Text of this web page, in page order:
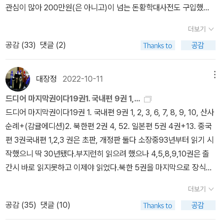
른 변경민족의 흥망성쇠와 영욕을 보자면 오늘날 중국이라는 대국
탄, 키르기스스탄, 타지키스탄, 투르크메니스탄, 아프가니스탄 등 ‘스
란 땅이라는 뜻이다. 이렇게 생각하면서 동아시아 제민족의 역사에
서 우리 민족이 견지한 역사적 생명력이 얼마나 강한지를 새삼 깨닫
는다. 하나의 민족이자신들의 운명을 스스로 결정하며 살아갈 수 있
는 강역을 확보하니대대로 역사를 이어온 것은 피나는 희생과 불굴
의 의지 아래 조상들이 우리에 내린 유산이고 축복이다. 하서주랑에
서린 흉노의 역사가 이를 절절히 기르쳐준다. 명사산 명불허전(鳴山
鳴不虛傳)' 명사산의 울림은 헛되이 울리는 것이 아니다‘가 된다. 글
자 하나를바꿈으로써 그 감동의 진폭이 이렇게 더 고양된다. 이를 놓
치지 않고,다시 와보게 해준 내 친구 광호가 너무 고마웠다. 덧신을 반
납하러 입구의 광장으로 나와 다시 명사산을 바라보며 떠나는 아쉬움
관심이 많아 200만원(은 아니고)이 넘는 돈황학대사전도 구입했었
오, 일본놈 오타니 등등이 돈황의 유물 약탈하는 이야기 <실크로드의
악마들>은 왠일인지 조금 읽다 말았다. 파란 눈의 펠리오가 막고굴의
한 토굴에서 촛불 켜놓고 산더미처럼 쌓인 두루마리 문서를 검토하고
있는 모습은 나에게는 약간 경이롭게 보였다. 막고굴의 고문서들은
현대의 한자로 쓰인 것도 아니고 고대 한자에 서역문자에, 갑골문같
은 문자도 있고 하여튼 아무나 읽을 수 있는 뭐 그런 문서는 아닌데,,,,
파란 눈의 펠리오가 과연 읽어내기는 했을까 의문이 들기도 하지만
펠리오는 아주 짧은 기간동안에 엄청한 양의 문서 중에서 나름 가치
가 있는 문서들만 골라내어 거의 껌값으로 그 문서들을 본국으로 실
어 날랐던 것이니...아 대단하다. 펠리오여!!!!!!! 여기 극동의 반도의 한
서생은 몇 년째 눈알이 빠져라 영어공부에 매진하고 있지만 뭐 쉬운
원서 한권 제대로 읽어내지도 못하는 처지라..가슴이 아프다.ㅜㅜ),
무슨 설화 내지는 전설 같은 이노우에 야스시의 소설 <돈황>도 재미
더보기
공감 (33) 댓글 (2)
대장정 2022-10-11
드디어 마지막권이다19권1. 국내편 9권 1,...
드디어 마지막권이다19권 1. 국내편 9권 1, 2, 3, 6, 7, 8, 9, 10, 산사
순례+(감귤에디션)2. 북한편 2권 4, 52. 일본편 5권 4권+13. 중국
편 3권국내편 1,2,3 권은 초판, 개정판 둘다 소장중93년부터 읽기 시
작했으니 딱 30년됐다.부지런히 읽으려 했으나 4,5,8,9,10권은 출
간시 바로 읽지못하고 이제야 읽었다.북한 5권을 마지막으로 장식한
더보기
공감 (35) 댓글 (10)